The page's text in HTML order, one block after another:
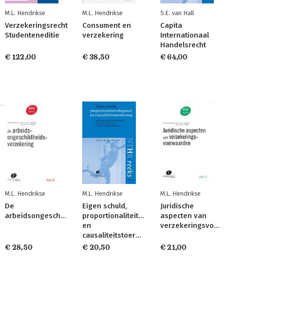
M.L. Hendrikse
Verzekeringsrecht
Studenteneditie
€ 122,00
M.L. Hendrikse
Consument en
verzekering
€ 38,50
S.E. van Hall
Capita
Internationaal
Handelsrecht
€ 64,00
M.L. Hendrikse
De
arbeidsongeschiktheidsverzekering
€ 28,50
M.L. Hendrikse
Eigen schuld,
proportionaliteitsbeginsel
en
causaliteitstoerekening
€ 20,50
M.L. Hendrikse
Juridische
aspecten van
verzekeringsvoorwaarden
€ 21,00